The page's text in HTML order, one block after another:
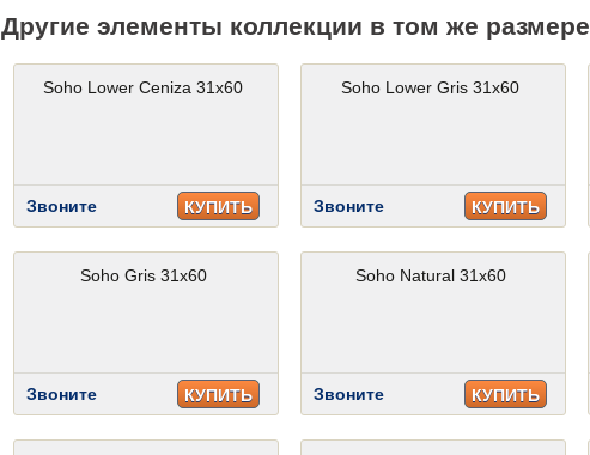
Другие элементы коллекции в том же размере
Soho Lower Ceniza 31x60
Звоните КУПИТЬ
Soho Lower Gris 31x60
Звоните КУПИТЬ
Soho Gris 31x60
Звоните КУПИТЬ
Soho Natural 31x60
Звоните КУПИТЬ